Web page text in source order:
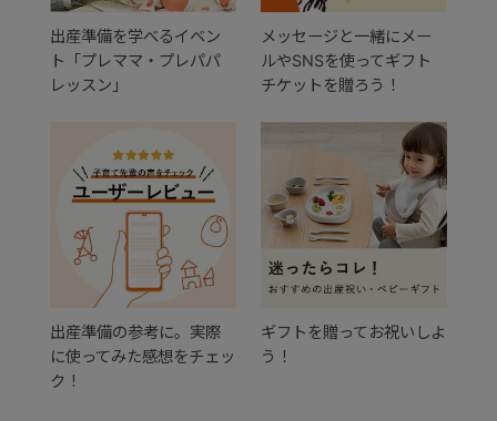
出産準備を学べるイベン
ト「プレママ・プレパパ
レッスン」
メッセージと一緒にメー
ルやSNSを使ってギフト
チケットを贈ろう！
出産準備の参考に。実際
に使ってみた感想をチェッ
ク！
ギフトを贈ってお祝いしよ
う！